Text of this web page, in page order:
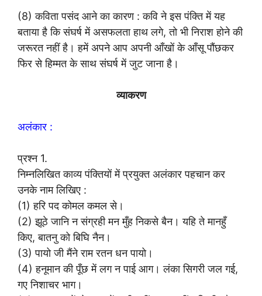
(8) कविता पसंद आने का कारण : कवि ने इस पंक्ति में यह
बताया है कि संघर्ष में असफलता हाथ लगे, तो भी निराश होने की
जरूरत नहीं है। हमें अपने आप अपनी आँखों के आँसू पौंछकर
फिर से हिम्मत के साथ संघर्ष में जुट जाना है।
व्याकरण
अलंकार :
प्रश्न 1.
निम्नलिखित काव्य पंक्तियों में प्रयुक्त अलंकार पहचान कर
उनके नाम लिखिए :
(1) हरि पद कोमल कमल से।
(2) झूठे जानि न संग्रही मन मुँह निकसे बैन। यहि ते मानहुँ
किए, बातनु को बिघि नैन।
(3) पायो जी मैंने राम रतन धन पायो।
(4) हनूमान की पूँछ में लग न पाई आग। लंका सिगरी जल गई,
गए निशाचर भाग।